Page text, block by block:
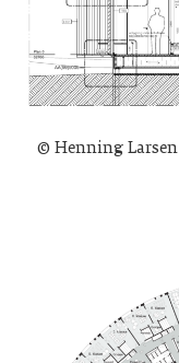
© Henning Larsen